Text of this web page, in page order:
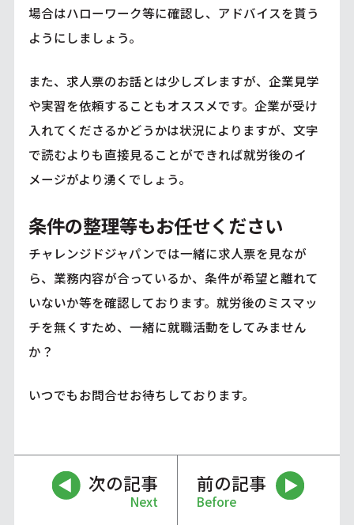
場合はハローワーク等に確認し、アドバイスを貰う
ようにしましょう。
また、求人票のお話とは少しズレますが、企業見学
や実習を依頼することもオススメです。企業が受け
入れてくださるかどうかは状況によりますが、文字
で読むよりも直接見ることができれば就労後のイ
メージがより湧くでしょう。
条件の整理等もお任せください
チャレンジドジャパンでは一緒に求人票を見なが
ら、業務内容が合っているか、条件が希望と離れて
いないか等を確認しております。就労後のミスマッ
チを無くすため、一緒に就職活動をしてみません
か？
いつでもお問合せお待ちしております。
次の記事
Next
前の記事
Before